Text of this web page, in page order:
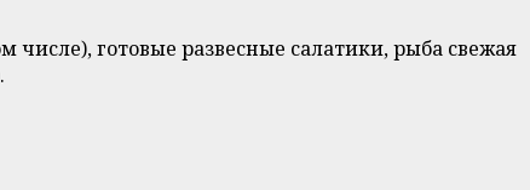
готовые развесные салатики, рыба свежая